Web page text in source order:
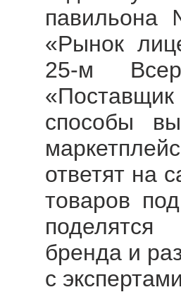
павильона
«Рынок
25-м
способы
ответят на
товаров
бренда и
с